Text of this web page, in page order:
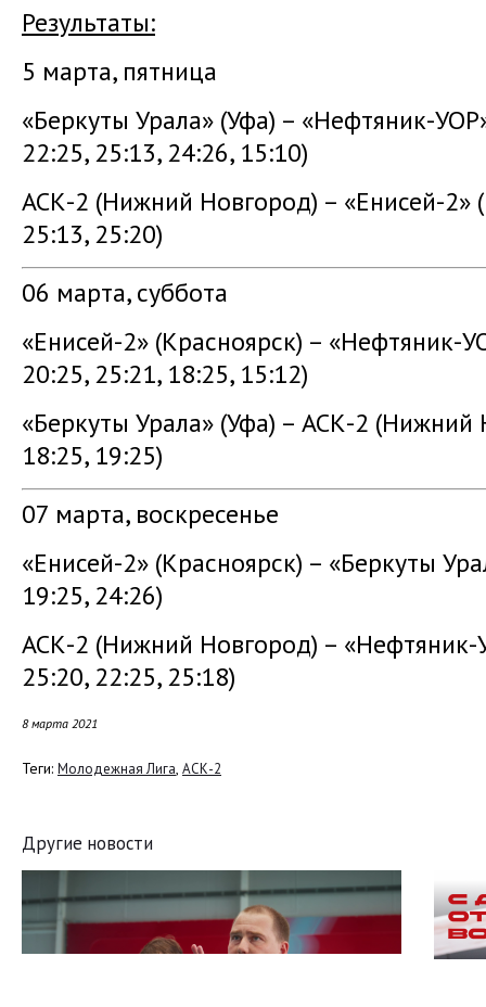
Результаты:
5 марта, пятница
«Беркуты Урала» (Уфа) – «Нефтяник-
22:25, 25:13, 24:26, 15:10)
АСК-2 (Нижний Новгород) – «Енисей-2»
25:13, 25:20)
06 марта, суббота
«Енисей-2» (Красноярск) – «Нефтяник-
20:25, 25:21, 18:25, 15:12)
«Беркуты Урала» (Уфа) – АСК-2
18:25, 19:25)
07 марта, воскресенье
«Енисей-2» (Красноярск) – «Беркуты
19:25, 24:26)
АСК-2 (Нижний Новгород) –
25:20, 22:25, 25:18)
8 марта 2021
Теги: Молодежная Лига, АСК-2
Другие новости